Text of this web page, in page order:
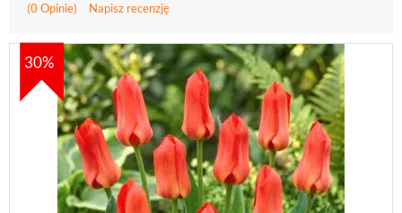
(0 Opinie)
Napisz recenzję
30%